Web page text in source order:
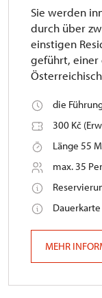
Sie werden
durch über
einstigen
geführt, einer
die
300 Kč
Länge 55
max. 35
MEHR